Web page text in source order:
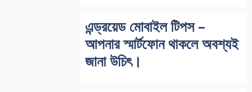
এন্ড্রয়েড মোবাইল টিপস –
আপনার স্মার্টফোন থাকলে অবশ্যই
জানা উচিৎ।